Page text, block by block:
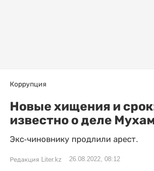
Коррупция
Новые хищения и
известно о деле
Экс-чиновнику продлили арест.
Редакция Liter.kz 26.08.2022, 08:12